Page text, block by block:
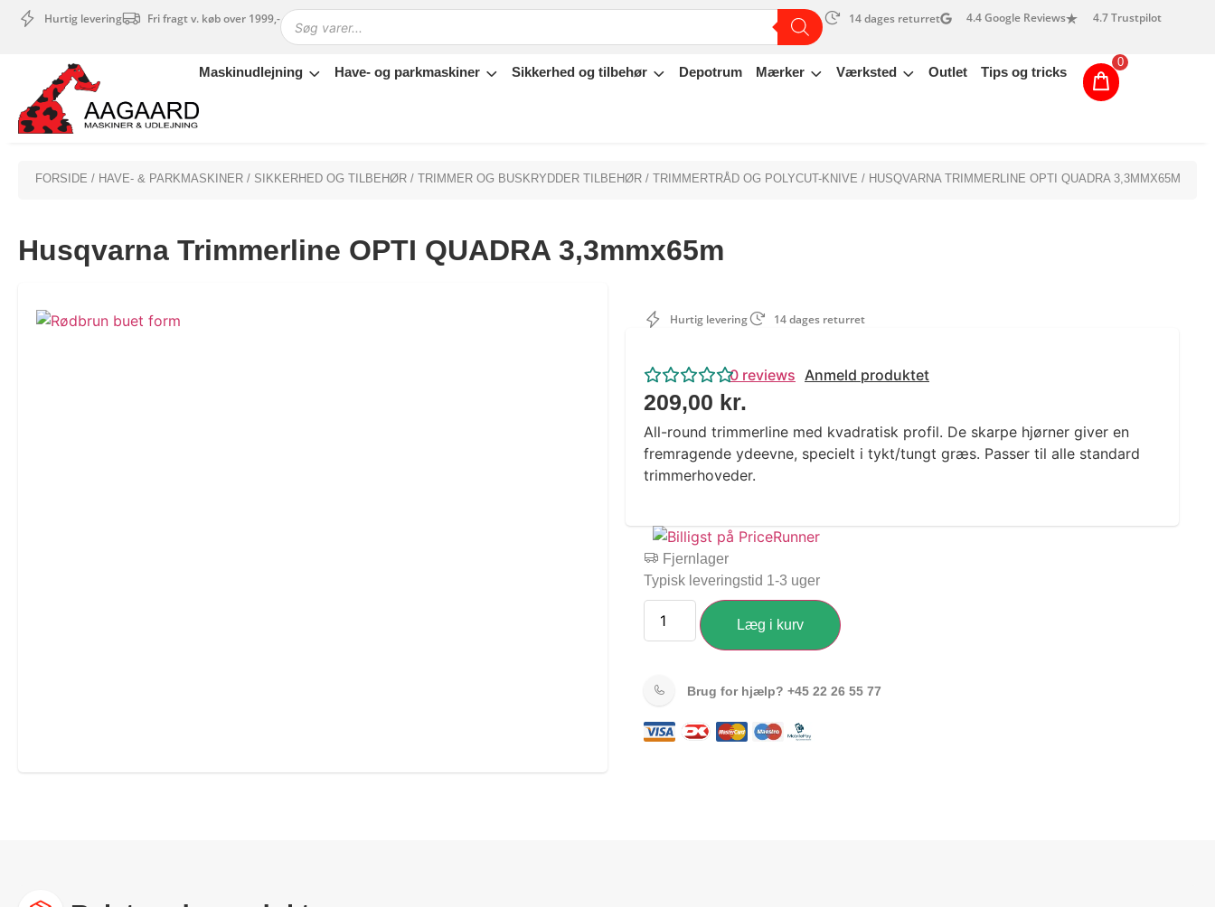
Hurtig levering Fri fragt v. køb over 1999,- 14 dages returret 4.4 Google Reviews 4.7 Trustpilot
Maskinudlejning Have- og parkmaskiner Sikkerhed og tilbehør Depotrum Mærker Værksted Outlet Tips og tricks
0
Maskinudlejning
Have- og parkmaskiner
Sikkerhed og tilbehør
Outlet
Tips og tricks
4.7 Trustpilot
FORSIDE / HAVE- & PARKMASKINER/ SIKKERHED OG TILBEHØR/ TRIMMER OG BUSKRYDDER TILBEHØR/ TRIMMERTRÅD OG POLYCUT-KNIVE / HUSQVARNA TRIMMERLINE OPTI QUADRA 3,3MMX65M
Husqvarna Trimmerline OPTI QUADRA 3,3mmx65m
Hurtig levering 14 dages returret
0 reviews Anmeld produktet
209,00 kr.
All-round trimmerline med kvadratisk profil. De skarpe hjørner giver en
fremragende ydeevne, specielt i tykt/tungt græs. Passer til alle standard
trimmerhoveder.
Fjernlager
Typisk leveringstid 1-3 uger
Læg i kurv
Brug for hjælp? +45 22 26 55 77